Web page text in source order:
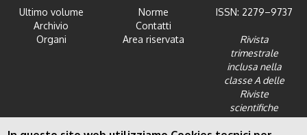
Ultimo volume
Archivio
Organi
Norme
Contatti
Area riservata
ISSN: 2279–9737
Rivista
trimestrale
inclusa nella
classe A delle
Riviste
scientifiche
dell'Area 12 -